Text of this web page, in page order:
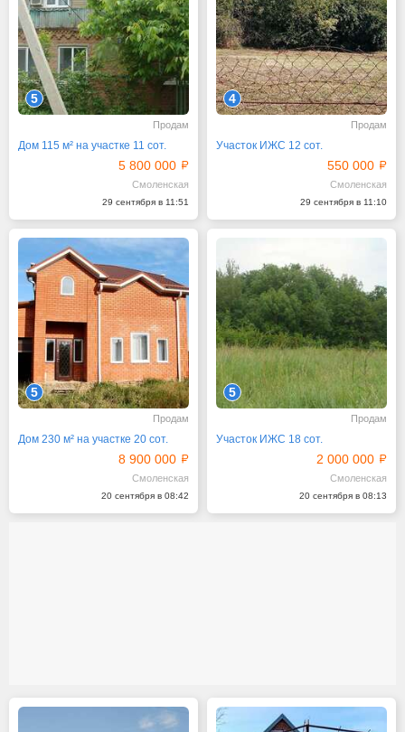
5
Продам
Дом 115 м² на участке 11 сот.
5 800 000
Смоленская
29 сентября в 11:51
4
Продам
Участок ИЖС 12 сот.
550 000
Смоленская
29 сентября в 11:10
5
Продам
Дом 230 м² на участке 20 сот.
8 900 000
Смоленская
20 сентября в 08:42
5
Продам
Участок ИЖС 18 сот.
2 000 000
Смоленская
20 сентября в 08:13